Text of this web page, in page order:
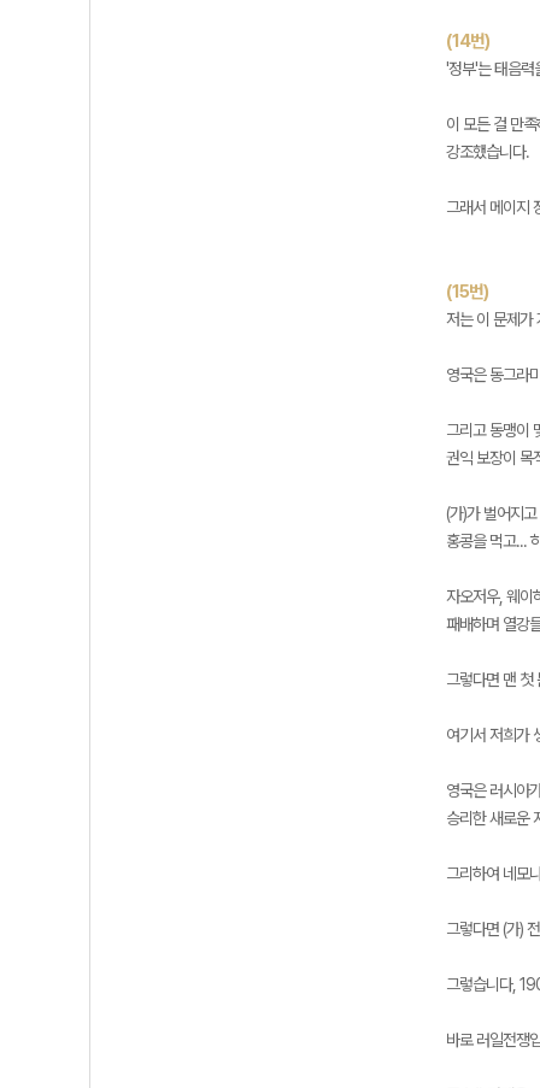
(14번)
'정부'는 태음력
이 모든 걸 만
강조했습니다.
그래서 메이지
(15번)
저는 이 문제가
영국은 동그라
그리고 동맹이
권익 보장이 목
(가)가 벌어지
홍콩을 먹고...
자오저우, 웨이
패배하며 열강
그렇다면 맨 첫
여기서 저희가
영국은 러시아
승리한 새로운
그리하여 네모
그렇다면 (가)
그렇습니다,
바로 러일전쟁